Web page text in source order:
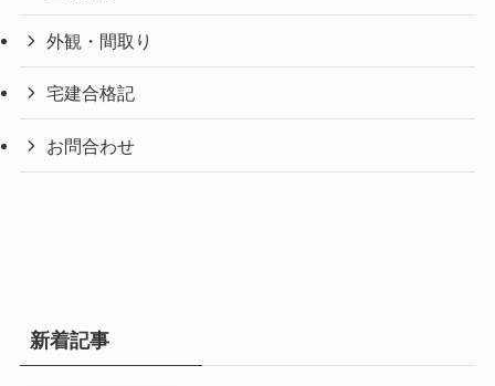
外観・間取り
宅建合格記
お問合わせ
新着記事